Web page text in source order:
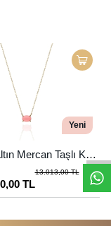
Yeni
Mercan Taşlı Koly
TL
13.013,00 TL